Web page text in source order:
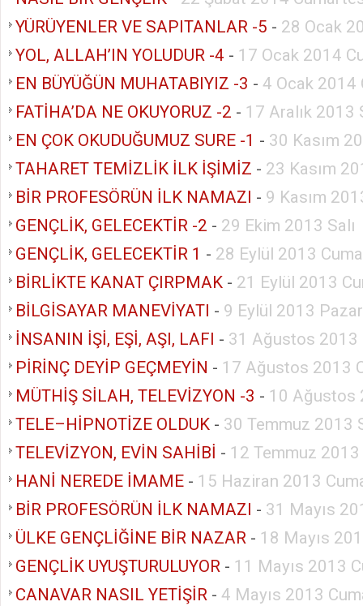
YÜRÜYENLER VE SAPITANLAR -5 - 28 Ocak
YOL, ALLAH’IN YOLUDUR -4 - 17 Ocak 2014
EN BÜYÜĞÜN MUHATABIYIZ -3 - 4 Ocak 2014
FATİHA’DA NE OKUYORUZ -2 - 17 Aralık 2013
EN ÇOK OKUDUĞUMUZ SURE -1 - 30 Kasım
TAHARET TEMİZLİK İLK İŞİMİZ - 23 Kasım
BİR PROFESÖRÜN İLK NAMAZI - 9 Kasım
GENÇLİK, GELECEKTİR -2 - 29 Ekim 2013 Salı
GENÇLİK, GELECEKTİR 1 - 28 Eylül 2013
BİRLİKTE KANAT ÇIRPMAK - 21 Eylül 2013
BİLGİSAYAR MANEVİYATI - 9 Eylül 2013
İNSANIN İŞİ, EŞİ, AŞI, LAFI - 31 Ağustos 2013
PİRİNÇ DEYİP GEÇMEYİN - 17 Ağustos 2013
MÜTHİŞ SİLAH, TELEVİZYON -3 - 10 Ağustos
TELE–HİPNOTİZE OLDUK - 30 Temmuz 2013
TELEVİZYON, EVİN SAHİBİ - 12 Temmuz 2013
HANİ NEREDE İMAME - 15 Haziran 2013
BİR PROFESÖRÜN İLK NAMAZI - 31 Mayıs
ÜLKE GENÇLİĞİNE BİR NAZAR - 18 Mayıs
GENÇLİK UYUŞTURULUYOR - 11 Mayıs 2013
CANAVAR NASIL YETİŞİR - 4 Mayıs 2013